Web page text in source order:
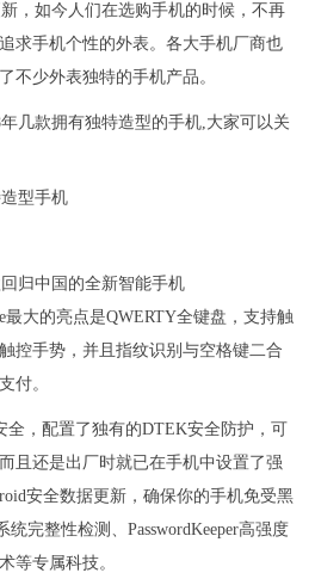
，如今人们在选购手机的时候，不再
求手机个性的外表。各大手机厂商也
不少外表独特的手机产品。
几款拥有独特造型的手机,大家可以关
归中国的全新智能手机
最大的亮点是QWERTY全键盘，支持触
控手势，并且指纹识别与空格键二合
付。
全，配置了独有的DTEK安全防护，可
且还是出厂时就已在手机中设置了强
安全数据更新，确保你的手机免受黑
完整性检测、PasswordKeeper高强度
等专属科技。